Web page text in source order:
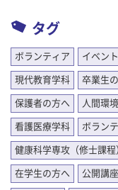
タグ
ボランティア イベント
現代教育学科 卒業生
保護者の方へ 人間環
看護医療学科 ボラン
健康科学専攻（修士課程
在学生の方へ 公開講座